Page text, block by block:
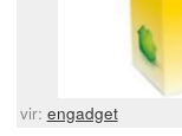
vir: engadget